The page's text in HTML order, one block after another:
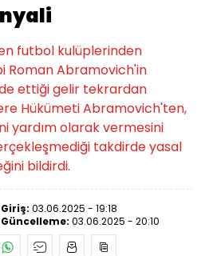
futbol kulüplerinden
Roman Abramovich'in
ettiği gelir tekrardan
Hükümeti Abramovich'ten,
yardım olarak vermesini
takdirde yasal
bildirdi.
Giriş: 03.06.2025 - 19:18
Güncelleme: 03.06.2025 - 20:10